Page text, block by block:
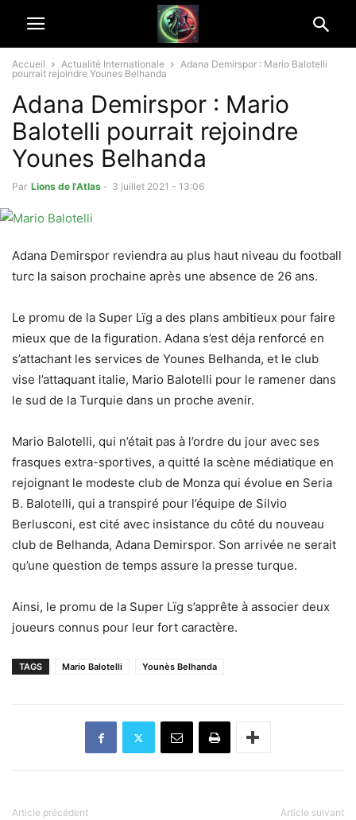
Accueil Actualité Internationale
Adana Demirspor : Mario Balotelli
pourrait rejoindre Younes Belhanda
Adana Demirspor : Mario
Balotelli pourrait rejoindre
Younes Belhanda
Par Lions de l'Atlas - 3 juillet 2021 - 13:06
Adana Demirspor reviendra au plus haut niveau du football
turc la saison prochaine après une absence de 26 ans.
Le promu de la Super Lïg a des plans ambitieux pour faire
mieux que de la figuration. Adana s’est déja renforcé en
s’attachant les services de Younes Belhanda, et le club
vise l’attaquant italie, Mario Balotelli pour le ramener dans
le sud de la Turquie dans un proche avenir.
Mario Balotelli, qui n’était pas à l’ordre du jour avec ses
frasques extra-sportives, a quitté la scène médiatique en
rejoignant le modeste club de Monza qui évolue en Seria
B. Balotelli, qui a transpiré pour l’équipe de Silvio
Berlusconi, est cité avec insistance du côté du nouveau
club de Belhanda, Adana Demirspor. Son arrivée ne serait
qu’une question de temps assure la presse turque.
Ainsi, le promu de la Super Lïg s’apprête à associer deux
joueurs connus pour leur fort caractère.
TAGS Mario Balotelli Younès Belhanda
Article précédent Article suivant